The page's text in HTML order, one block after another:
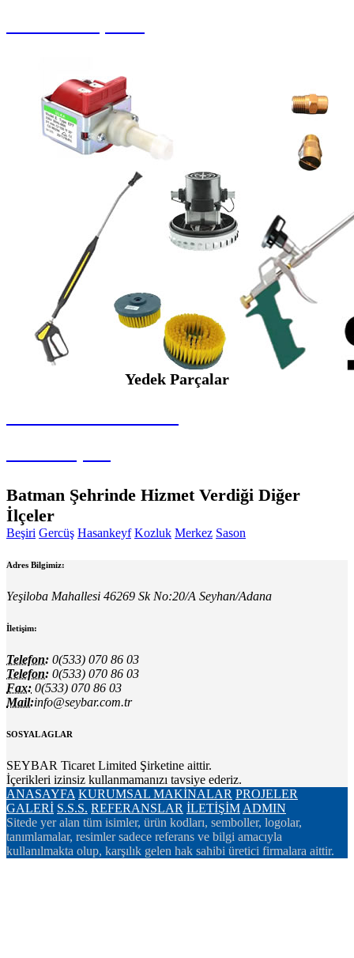
Yedek Parçalar
Batman Şehrinde Hizmet Verdiği Diğer
İlçeler
Beşiri Gercüş Hasankeyf Kozluk Merkez Sason
Adres Bilgimiz:
Yeşiloba Mahallesi 46269 Sk No:20/A Seyhan/Adana
İletişim:
Telefon: 0(533) 070 86 03
Telefon: 0(533) 070 86 03
Fax: 0(533) 070 86 03
Mail:info@seybar.com.tr
SOSYAL AGLAR
SEYBAR Ticaret Limited Şirketine aittir.
İçerikleri izinsiz kullanmamanızı tavsiye ederiz.
ANASAYFA KURUMSAL MAKİNALAR PROJELER
GALERİ S.S.S. REFERANSLAR İLETİŞİM ADMIN
Sitede yer alan tüm isimler, ürün kodları, semboller, logolar,
tanımlamalar, resimler sadece referans ve bilgi amacıyla
kullanılmakta olup, karşılık gelen hak sahibi üretici firmalara aittir.